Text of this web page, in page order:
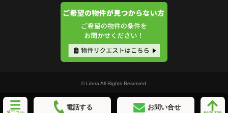
© Litera All Rights Reserved.
電話する お問い合せ